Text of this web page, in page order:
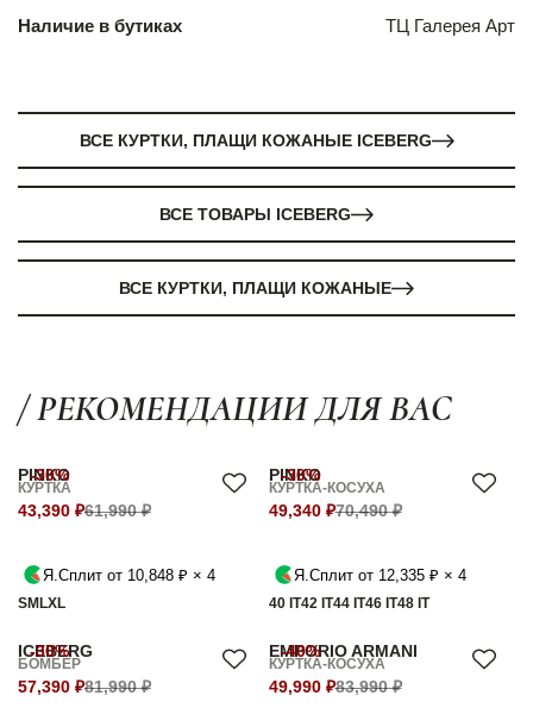
Наличие в бутиках
ТЦ Галерея Арт
ВСЕ КУРТКИ, ПЛАЩИ КОЖАНЫЕ ICEBERG
ВСЕ ТОВАРЫ ICEBERG
ВСЕ КУРТКИ, ПЛАЩИ КОЖАНЫЕ
/ РЕКОМЕНДАЦИИ ДЛЯ ВАС
-30%
PINKO
КУРТКА
43,390 ₽61,990 ₽
Я.Сплит от 10,848 ₽ × 4
SM LXL
-30%
PINKO
КУРТКА-КОСУХА
49,340 ₽70,490 ₽
Я.Сплит от 12,335 ₽ × 4
40 IT42 IT44 IT46 IT48 IT
-30%
ICEBERG
БОМБЕР
57,390 ₽81,990 ₽
-40%
EMPORIO ARMANI
КУРТКА-КОСУХА
49,990 ₽83,990 ₽